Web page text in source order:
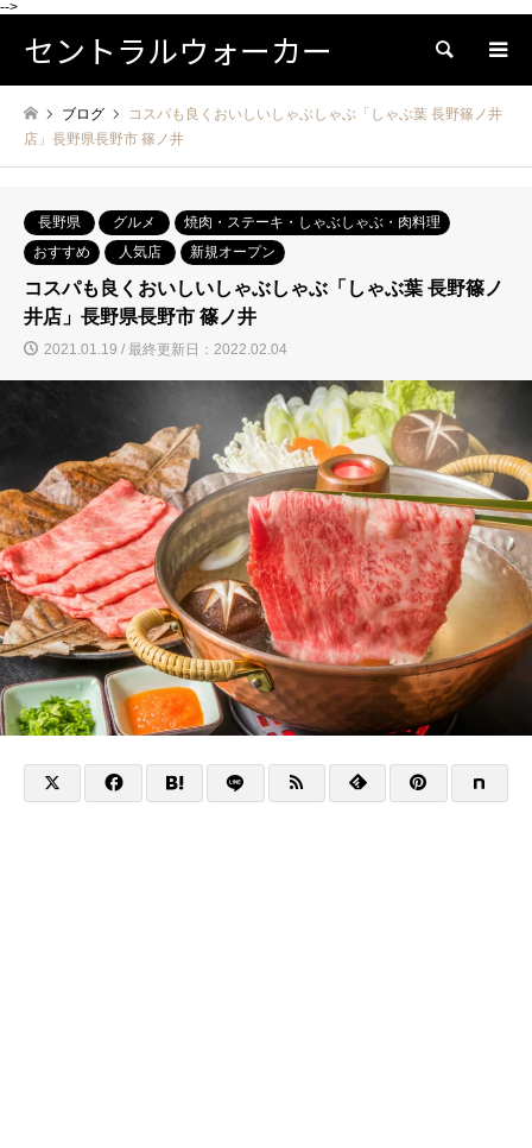
-->
セントラルウォーカー 検索
ブログ
コスパも良くおいしいしゃぶしゃぶ「しゃぶ葉 長野篠ノ井
店」長野県長野市 篠ノ井
長野県 グルメ
焼肉・ステーキ・しゃぶしゃぶ・肉料理
おすすめ
人気店 新規オープン
コスパも良くおいしいしゃぶしゃぶ「しゃぶ葉 長野篠ノ
井店」長野県長野市 篠ノ井
2021.01.19 / 最終更新日：2022.02.04